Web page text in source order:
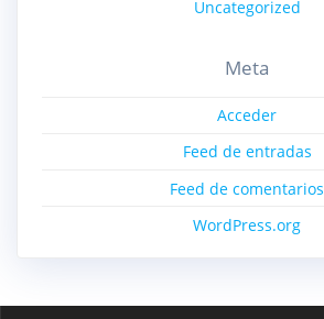
Uncategorized
Meta
Acceder
Feed de entradas
Feed de comentarios
WordPress.org